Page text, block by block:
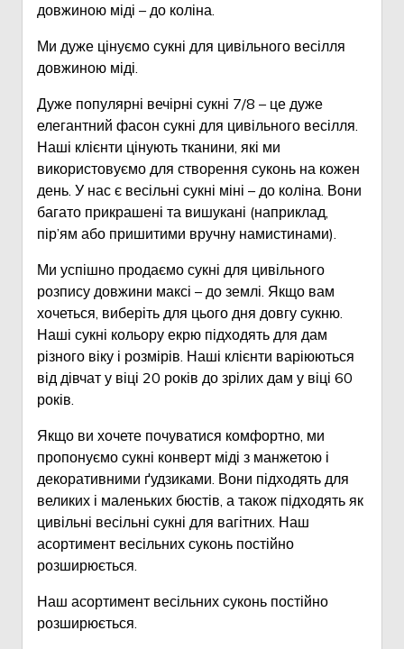
довжиною міді – до коліна.
Ми дуже цінуємо сукні для цивільного весілля
довжиною міді.
Дуже популярні вечірні сукні 7/8 – це дуже
елегантний фасон сукні для цивільного весілля.
Наші клієнти цінують тканини, які ми
використовуємо для створення суконь на кожен
день. У нас є весільні сукні міні – до коліна. Вони
багато прикрашені та вишукані (наприклад,
пір’ям або пришитими вручну намистинами).
Ми успішно продаємо сукні для цивільного
розпису довжини максі – до землі. Якщо вам
хочеться, виберіть для цього дня довгу сукню.
Наші сукні кольору екрю підходять для дам
різного віку і розмірів. Наші клієнти варіюються
від дівчат у віці 20 років до зрілих дам у віці 60
років.
Якщо ви хочете почуватися комфортно, ми
пропонуємо сукні конверт міді з манжетою і
декоративними ґудзиками. Вони підходять для
великих і маленьких бюстів, а також підходять як
цивільні весільні сукні для вагітних. Наш
асортимент весільних суконь постійно
розширюється.
Наш асортимент весільних суконь постійно
розширюється.